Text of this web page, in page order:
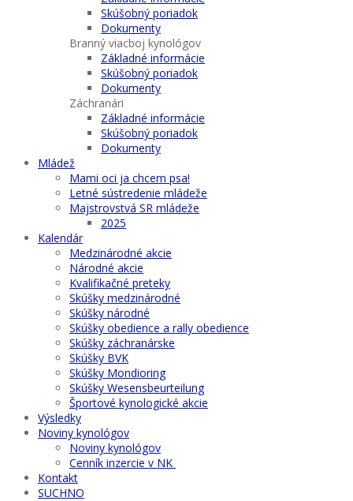
Skúšobný poriadok
Dokumenty
Branný viacboj kynológov
Základné informácie
Skúšobný poriadok
Dokumenty
Záchranári
Základné informácie
Skúšobný poriadok
Dokumenty
Mládež
Mami oci ja chcem psa!
Letné sústredenie mládeže
Majstrovstvá SR mládeže
2025
Kalendár
Medzinárodné akcie
Národné akcie
Kvalifikačné preteky
Skúšky medzinárodné
Skúšky národné
Skúšky obedience a rally obedience
Skúšky záchranárske
Skúšky BVK
Skúšky Mondioring
Skúšky Wesensbeurteilung
Športové kynologické akcie
Výsledky
Noviny kynológov
Noviny kynológov
Cenník inzercie v NK
Kontakt
SUCHNO